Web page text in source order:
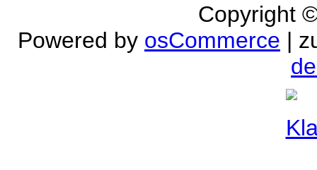
Copyright
Powered by osCommerce |